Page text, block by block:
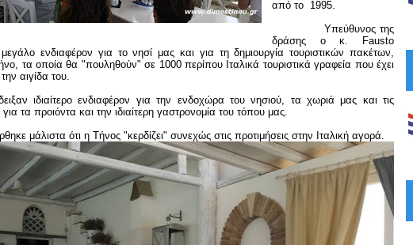
από το 1995.
Υπεύθυνος της
δράσης ο κ. Fausto
ενδιαφέρον για το νησί μας και για τη δημιουργία τουριστικών πακέτων,
τα οποία θα "πουληθούν" σε 1000 περίπου Ιταλικά τουριστικά γραφεία που έχει
αιγίδα του.
ιδιαίτερο ενδιαφέρον για την ενδοχώρα του νησιού, τα χωριά μας και τις
τα προιόντα και την ιδιαίτερη γαστρονομία του τόπου μας.
μάλιστα ότι η Τήνος "κερδίζει" συνεχώς στις προτιμήσεις στην Ιταλική αγορά.